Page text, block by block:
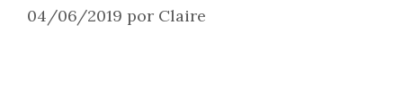
04/06/2019 por Claire